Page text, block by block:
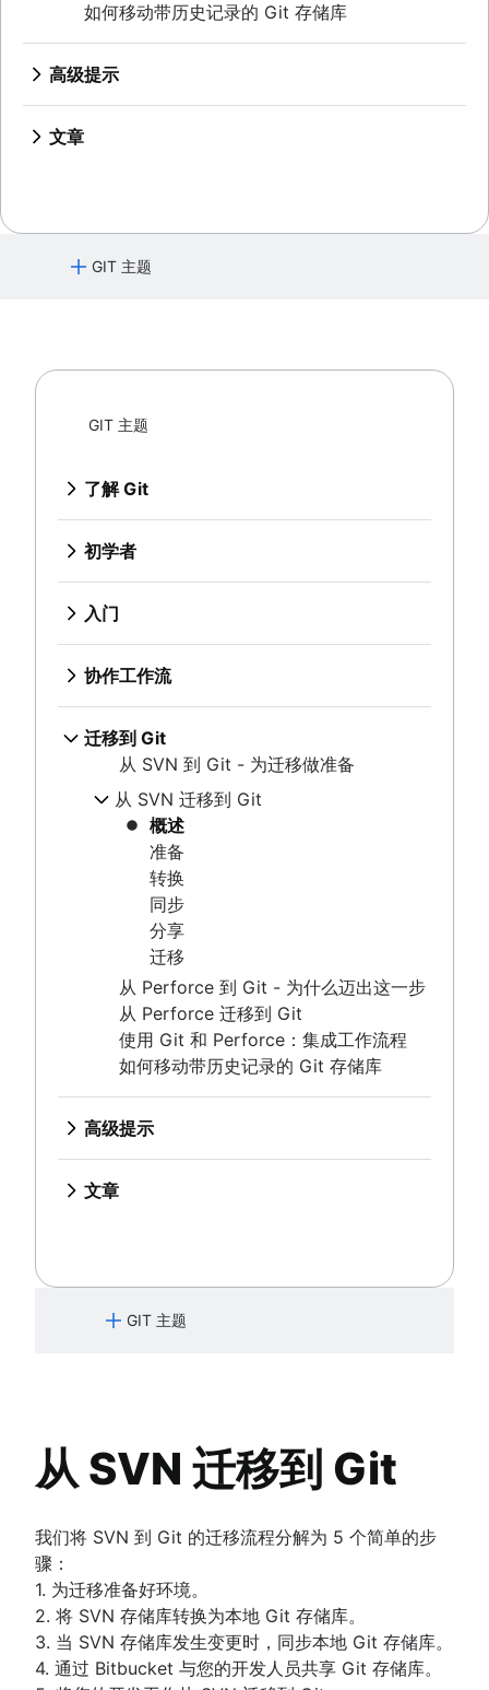
如何移动带历史记录的 Git 存储库
高级提示
概述
引用和引用日志
Git 子模块
Git bash
Gitk
Git-show
文章
Git 分支模型
GIT 主题
了解 Bitbucket Cloud 的分支
初学者
什么是版本控制
为什么 Git 是贵组织的不二之选？
安装 Git
Git SSH
Git 归档
GitOps
Git 速查表
设置代码库
概述
git init
git alias
概述
git commit
git diff
.gitignore
Git tag
git blame
撤消更改
git revert
git reset
git rm
重写历史记录
概述
git reflog
协作工作流
同步 (Git remote)
概述
git fetch
创建拉取请求
使用分支 (Git branch)
概述
git checkout
合并策略
概述
功能分支工作流
Git 流工作流
创建新拷贝工作流
迁移到 Git
从 SVN 到 Git - 为迁移做准备
从 SVN 迁移到 Git
概述
同步
分享
迁移
从 Perforce 到 Git - 为什么迈出这一步
从 Perforce 迁移到 Git
使用 Git 和 Perforce：集成工作流程
如何移动带历史记录的 Git 存储库
合并与变基
重设、检验和还原
高级 Git 日志
Git 钩子
引用和引用日志
Git 子模块
git subtree
Git 中的大型存储库
Git prune
Git bash
切换到 Git 时处理 Maven 依赖关系
Git 还是 SVN？Nuance Healthcare 如何选择 Git 分支
模型
Git Forks 和 Upstreams：操作方法和实用提示
GIT 主题
了解 Git
Git 命令
了解 Bitbucket Cloud 的 Git
改
初学者
什么是版本控制
安装 Git
Git SSH
Git 归档
GitOps
Git 速查表
入门
设置代码库
概述
git init
git clone
git config
git alias
保存变更 (Git add)
概述
git commit
git diff
Git Stash
.gitignore
检查代码库
概述
Git tag
git blame
撤消更改
概述
git clean
git revert
git reset
git rm
重写历史记录
概述
git rebase
git reflog
协作工作流
同步 (Git remote)
概述
git fetch
git push
git pull
创建拉取请求
使用分支 (Git branch)
概述
git checkout
git merge
合并冲突项
合并策略
比较工作流
概述
功能分支工作流
Git 流工作流
创建新拷贝工作流
迁移到 Git
从 SVN 到 Git - 为迁移做准备
从 SVN 迁移到 Git
概述
准备
转换
同步
分享
迁移
从 Perforce 到 Git - 为什么迈出这一步
从 Perforce 迁移到 Git
使用 Git 和 Perforce：集成工作流程
如何移动带历史记录的 Git 存储库
高级提示
概述
引用和引用日志
Git 子模块
Git prune
Git bash
如何存储点文件
Gitk
文章
何选择 Git 分支模型
GIT 主题
了解 Bitbucket Cloud 中的代码审查
了解 Bitbucket Cloud 的分支
初学者
什么是版本控制
什么是 Git？
为什么 Git 是贵组织的不二之选？
安装 Git
Git SSH
Git 归档
GitOps
Git 速查表
设置代码库
git init
git clone
git config
git alias
保存变更 (Git add)
概述
git commit
git diff
检查代码库
概述
Git tag
撤消更改
协作工作流
同步 (Git remote)
概述
git fetch
git push
创建拉取请求
使用分支 (Git branch)
迁移到 Git
从 SVN 到 Git - 为迁移做准备
从 SVN 迁移到 Git
我们将 SVN 到 Git 的迁移流程分解为 5 个简单的步
骤：
1. 为迁移准备好环境。
2. 将 SVN 存储库转换为本地 Git 存储库。
3. 当 SVN 存储库发生变更时，同步本地 Git 存储库。
4. 通过 Bitbucket 与您的开发人员共享 Git 存储库。